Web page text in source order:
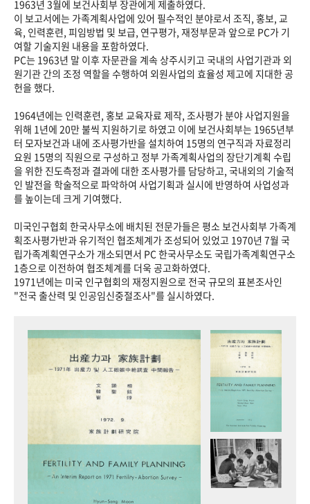
1963년 3월에 보건사회부 장관에게 제출하였다.
이 보고서에는 가족계획사업에 있어 필수적인 분야로서 조직, 홍보, 교
육, 인력훈련, 피임방법 및 보급, 연구평가, 재정부문과 앞으로 PC가 기
여할 기술지원 내용을 포함하였다.
PC는 1963년 말 이후 자문관을 계속 상주시키고 국내의 사업기관과 외
원기관 간의 조정 역할을 수행하여 외원사업의 효율성 제고에 지대한 공
헌을 했다.
1964년에는 인력훈련, 홍보 교육자료 제작, 조사평가 분야 사업지원을
위해 1년에 20만 불씩 지원하기로 하였고 이에 보건사회부는 1965년부
터 모자보건과 내에 조사평가반을 설치하여 15명의 연구직과 자료정리
요원 15명의 직원으로 구성하고 정부 가족계획사업의 장단기계획 수립
을 위한 진도측정과 결과에 대한 조사평가를 담당하고, 국내외의 기술적
인 발전을 학술적으로 파악하여 사업기획과 실시에 반영하여 사업성과
를 높이는데 크게 기여했다.
미국인구협회 한국사무소에 배치된 전문가들은 평소 보건사회부 가족계
획조사평가반과 유기적인 협조체계가 조성되어 있었고 1970년 7월 국
립가족계획연구소가 개소되면서 PC 한국사무소도 국립가족계획연구소
1층으로 이전하여 협조체계를 더욱 공고화하였다.
1971년에는 미국 인구협회의 재정지원으로 전국 규모의 표본조사인
"전국 출산력 및 인공임신중절조사"를 실시하였다.